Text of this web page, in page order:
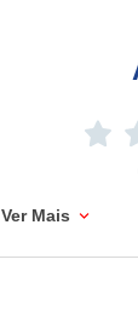
Ver Mais